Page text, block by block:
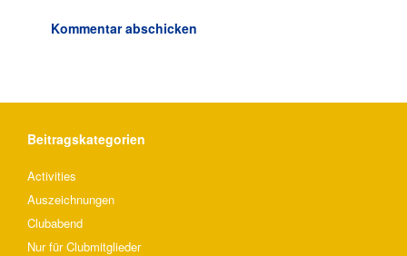
Beitragskategorien
Activities
Auszeichnungen
Clubabend
Nur für Clubmitglieder